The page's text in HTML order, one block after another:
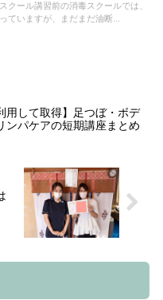
クール講習前の消毒スクールでは、
ていますが、まだまだ油断...
用して取得】足つぼ・ボデ
ンパケアの短期講座まとめ